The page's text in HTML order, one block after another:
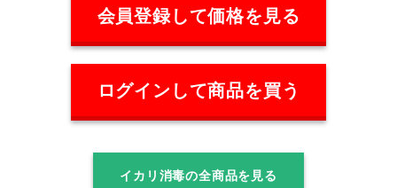
会員登録して価格を見る
ログインして商品を買う
イカリ消毒の全商品を見る